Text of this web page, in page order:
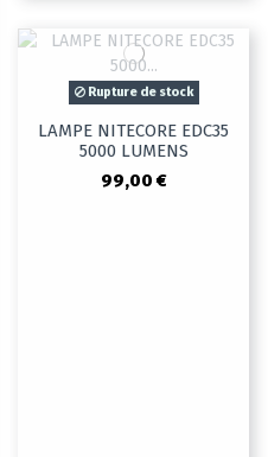
Rupture de stock
LAMPE NITECORE EDC35
5000 LUMENS
99,00 €